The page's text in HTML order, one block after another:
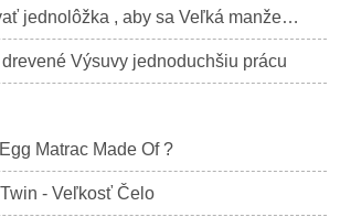
Ako kombinovať jednolôžka , aby sa Veľká manželská posteľ
Výsuvy jednoduchšiu prácu
Matrac Made Of ?
- Veľkosť Čelo